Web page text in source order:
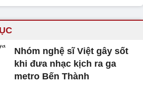
Nhóm nghệ sĩ Việt gây sốt
khi đưa nhạc kịch ra ga
metro Bến Thành